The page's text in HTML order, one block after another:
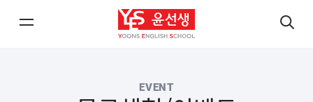
EVENT